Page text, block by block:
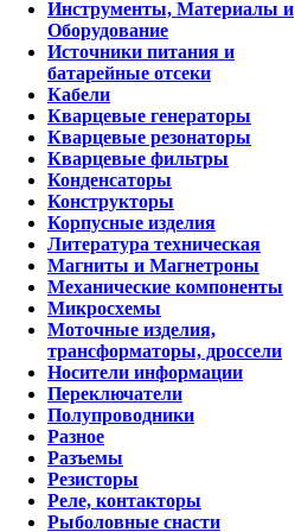
Инструменты, Материалы и
Оборудование
Источники питания и
батарейные отсеки
Кабели
Кварцевые генераторы
Кварцевые резонаторы
Кварцевые фильтры
Конденсаторы
Конструкторы
Корпусные изделия
Литература техническая
Магниты и Магнетроны
Механические компоненты
Микросхемы
Моточные изделия,
трансформаторы, дроссели
Носители информации
Переключатели
Полупроводники
Разное
Разъемы
Резисторы
Реле, контакторы
Рыболовные снасти